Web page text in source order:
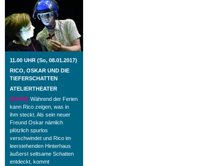
11.00 UHR (So, 08.01.2017)
RICO, OSKAR UND DIE
TIEFERSCHATTEN
ATELIERTHEATER
BÜHNE Während der Ferien
kann Rico zeigen, was in
ihm steckt. Als sein neuer
Freund Oskar nämlich
plötzlich spurlos
verschwindet und Rico im
leerstehenden Hinterhaus
äußerst seltsame Schatten
entdeckt, kommt